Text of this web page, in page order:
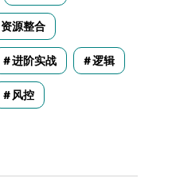
资源整合
进阶实战 逻辑
风控